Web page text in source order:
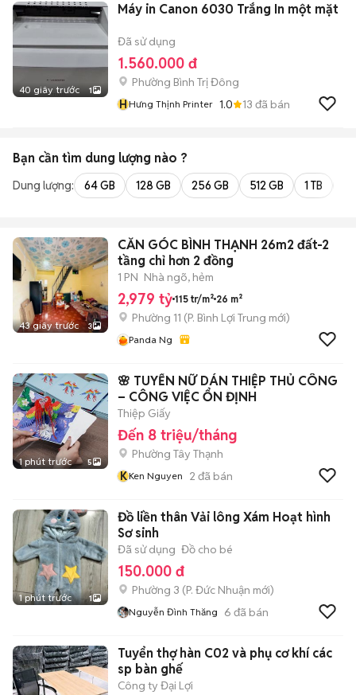
40 giây trước 1
Máy in Canon 6030 Trắng In một mặt
Đã sử dụng
1.560.000 đ
Phường Bình Trị Đông
HHưng Thịnh Printer 1.0 13 đã bán
Bạn cần tìm dung lượng nào ?
Dung lượng: 64 GB 128 GB 256 GB 512 GB 1 TB
43 giây trước 3
CĂN GÓC BÌNH THẠNH 26m2 đất-2
tầng chỉ hơn 2 đồng
1 PN Nhà ngõ, hẻm
2,979 tỷ 115 tr/m² 26 m²
Phường 11 (P. Bình Lợi Trung mới)
Panda Ng
1 phút trước 5
🌸 TUYỂN NỮ DÁN THIỆP THỦ CÔNG
– CÔNG VIỆC ỔN ĐỊNH
Thiệp Giấy
Đến 8 triệu/tháng
Phường Tây Thạnh
KKen Nguyen 2 đã bán
1 phút trước 1
Đồ liền thân Vải lông Xám Hoạt hình
Sơ sinh
Đã sử dụng Đồ cho bé
150.000 đ
Phường 3 (P. Đức Nhuận mới)
Nguyễn Đình Thăng 6 đã bán
Tuyển thợ hàn C02 và phụ cơ khí các
sp bàn ghế
Công ty Đại Lợi